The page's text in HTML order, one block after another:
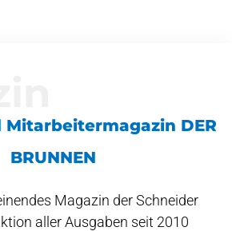
Mitarbeitermagazin DER
BRUNNEN
Magazin der Schneider
aller Ausgaben seit 2010